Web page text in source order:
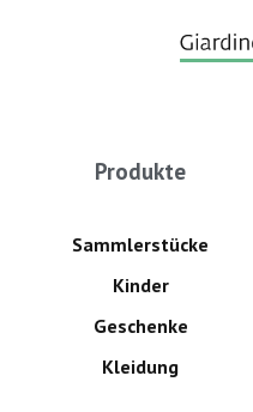
Produkte
Sammlerstücke
Kinder
Geschenke
Kleidung